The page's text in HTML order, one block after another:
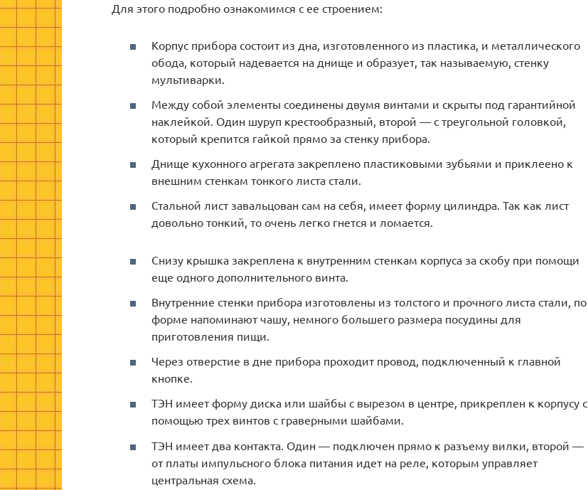
Для этого подробно ознакомимся с ее строением:
Корпус прибора состоит из дна, изготовленного из пластика, и металлического
обода, который надевается на днище и образует, так называемую, стенку
мультиварки.
Между собой элементы соединены двумя винтами и скрыты под гарантийной
наклейкой. Один шуруп крестообразный, второй — с треугольной головкой,
который крепится гайкой прямо за стенку прибора.
Днище кухонного агрегата закреплено пластиковыми зубьями и приклеено к
внешним стенкам тонкого листа стали.
Стальной лист завальцован сам на себя, имеет форму цилиндра. Так как лист
довольно тонкий, то очень легко гнется и ломается.
Снизу крышка закреплена к внутренним стенкам корпуса за скобу при помощи
еще одного дополнительного винта.
Внутренние стенки прибора изготовлены из толстого и прочного листа стали, по
форме напоминают чашу, немного большего размера посудины для
приготовления пищи.
Через отверстие в дне прибора проходит провод, подключенный к главной
кнопке.
ТЭН имеет форму диска или шайбы с вырезом в центре, прикреплен к корпусу с
помощью трех винтов с граверными шайбами.
ТЭН имеет два контакта. Один — подключен прямо к разъему вилки, второй —
от платы импульсного блока питания идет на реле, которым управляет
центральная схема.